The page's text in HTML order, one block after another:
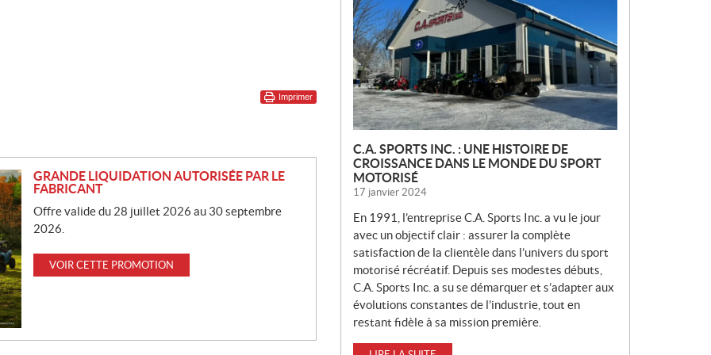
Imprimer
GRANDE LIQUIDATION AUTORISÉE PAR LE
FABRICANT
Offre valide du 28 juillet 2026 au 30 septembre
2026.
VOIR CETTE PROMOTION
V
E
L
L
E
S
C.A. SPORTS INC. : UNE HISTOIRE DE
CROISSANCE DANS LE MONDE DU SPORT
MOTORISÉ
17 janvier 2024
En 1991, l’entreprise C.A. Sports Inc. a vu le jour
avec un objectif clair : assurer la complète
satisfaction de la clientèle dans l’univers du sport
motorisé récréatif. Depuis ses modestes débuts,
C.A. Sports Inc. a su se démarquer et s’adapter aux
évolutions constantes de l’industrie, tout en
restant fidèle à sa mission première.